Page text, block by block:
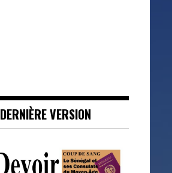
DERNIÈRE VERSION